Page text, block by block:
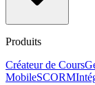
Produits
Créateur de Cours
MobileSCORM